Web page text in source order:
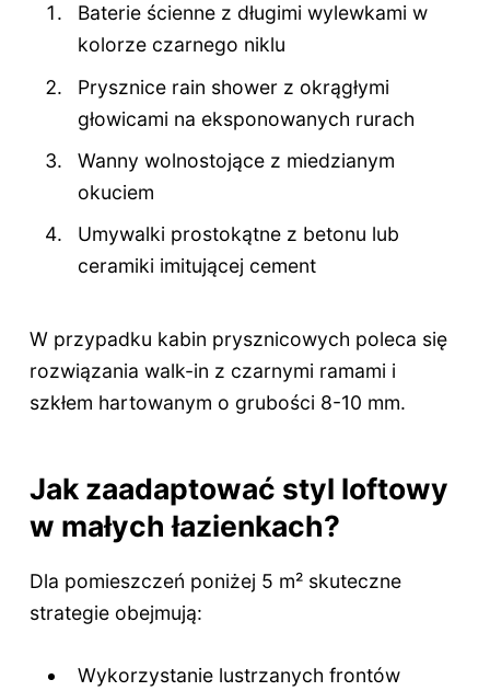
Baterie ścienne z długimi wylewkami w
kolorze czarnego niklu
Prysznice rain shower z okrągłymi
głowicami na eksponowanych rurach
Wanny wolnostojące z miedzianym
okuciem
Umywalki prostokątne z betonu lub
ceramiki imitującej cement
W przypadku kabin prysznicowych poleca się
rozwiązania walk-in z czarnymi ramami i
szkłem hartowanym o grubości 8-10 mm.
Jak zaadaptować styl loftowy
w małych łazienkach?
Dla pomieszczeń poniżej 5 m² skuteczne
strategie obejmują:
Wykorzystanie lustrzanych frontów